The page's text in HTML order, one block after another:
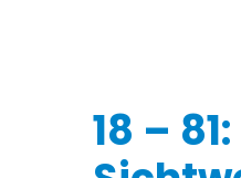
18 –